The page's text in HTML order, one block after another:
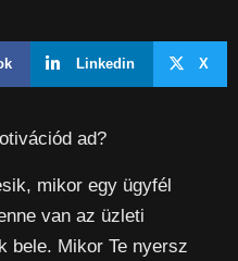
Linkedin X
ad?
mikor egy ügyfél
van az üzleti
bele. Mikor Te nyersz